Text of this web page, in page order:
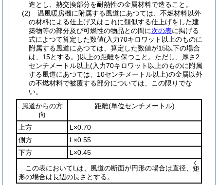
造とし、熱交換部分を耐熱性の金属材料で造ること。
(2)
温風暖房機に附属する風道にあつては、不燃材料以外
の材料による仕上げ又はこれに類似する仕上げをした建
築物等の部分及び可燃性の物品との間に次の表に掲げる
式によつて算定した数値(入力70キロワット以上のものに
附属する風道にあつては、算定した数値が15以下の場合
は、15とする。)以上の距離を保つこと。 ただし、厚さ2
センチメートル以上(入力70キロワット以上のものに附属
する風道にあつては、10センチメートル以上)の金属以外
の不燃材料で被覆する部分については、この限りでな
い。
風道からの方
向
距離(単位センチメートル)
上方
L×0.70
側方
L×0.55
下方
L×0.45
この表においてLは、風道の断面が円形の場合は直径、 矩
く
形の場合は長辺の長さとする。